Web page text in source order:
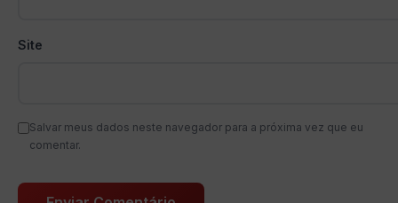
Site
Salvar meus dados neste navegador para a próxima vez que eu
comentar.